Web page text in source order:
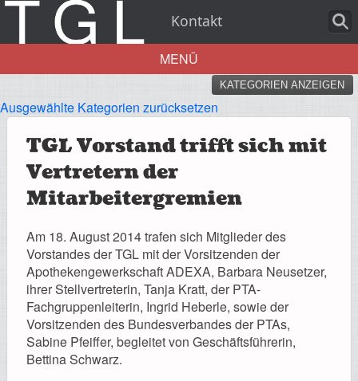
Kontakt
Aktuelles
Über uns
Leistungen
MENÜ
KATEGORIEN ANZEIGEN
Ausgewählte Kategorien zurücksetzen
TGL Vorstand trifft sich mit
Vertretern der
Mitarbeitergremien
Am 18. August 2014 trafen sich Mitglieder des
Vorstandes der TGL mit der Vorsitzenden der
Apothekengewerkschaft ADEXA, Barbara Neusetzer,
ihrer Stellvertreterin, Tanja Kratt, der PTA-
Fachgruppenleiterin, Ingrid Heberle, sowie der
Vorsitzenden des Bundesverbandes der PTAs,
Sabine Pfeiffer, begleitet von Geschäftsführerin,
Bettina Schwarz.